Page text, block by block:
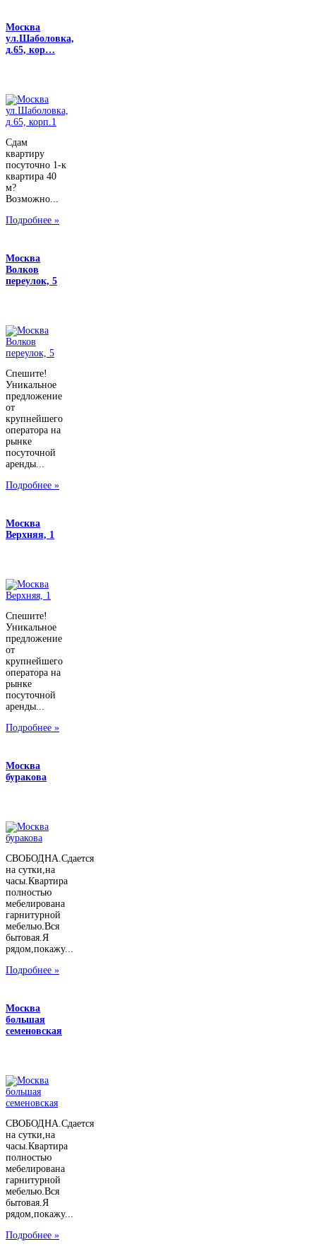
Москва
ул.Шаболовка,
д.65, кор…
Сдам
квартиру
посуточно 1-к
квартира 40
м?
Возможно...
Подробнее »
Москва
Волков
переулок, 5
Спешите!
Уникальное
предложение
от
крупнейшего
оператора на
рынке
посуточной
аренды...
Подробнее »
Москва
Верхняя, 1
Спешите!
Уникальное
предложение
от
крупнейшего
оператора на
рынке
посуточной
аренды...
Подробнее »
Москва
буракова
СВОБОДНА.Сдается
на сутки,на
часы.Квартира
полностью
мебелирована
гарнитурной
мебелью.Вся
бытовая.Я
рядом,покажу...
Подробнее »
Москва
большая
семеновская
СВОБОДНА.Сдается
на сутки,на
часы.Квартира
полностью
мебелирована
гарнитурной
мебелью.Вся
бытовая.Я
рядом,покажу...
Подробнее »